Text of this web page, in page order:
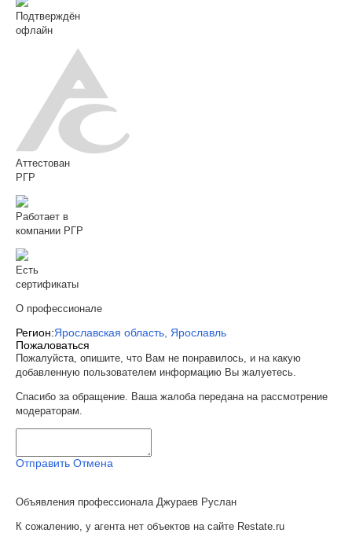
Подтверждён
офлайн
Аттестован
РГР
Работает в
компании РГР
Есть
сертификаты
О профессионале
Регион:Ярославская область, Ярославль
Пожаловаться
Пожалуйста, опишите, что Вам не понравилось, и на какую
добавленную пользователем информацию Вы жалуетесь.
Спасибо за обращение. Ваша жалоба передана на рассмотрение
модераторам.
Отправить Отмена
Объявления профессионала Джураев Руслан
К сожалению, у агента нет объектов на сайте Restate.ru